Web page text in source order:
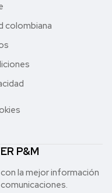
colombiana
P&M
la mejor in formación